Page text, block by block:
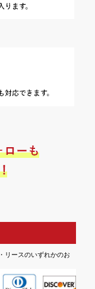
リースのいずれかのお